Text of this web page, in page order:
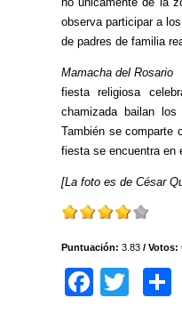
observa participar a
de padres de familia
Mamacha del Rosario
fiesta religiosa
chamizada bailan
También se comparte
fiesta se encuentra en
[La foto es de César
Puntuación: 3.83 / Votos:
F